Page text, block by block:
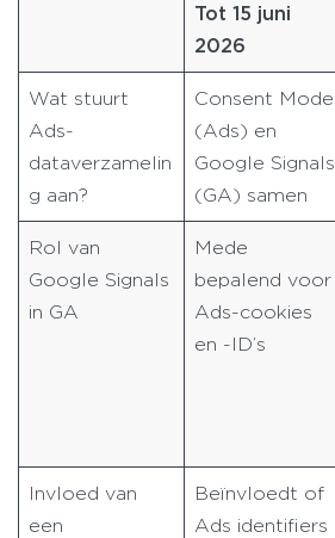
Tot 15 juni
2026
Wat stuurt
Ads-
dataverzamelin
g aan?
Consent Mode
(Ads) en
Google Signals
(GA) samen
Rol van
Google Signals
in GA
Mede
bepalend voor
Ads-cookies
en -ID’s
Invloed van
een
Beïnvloedt of
Ads identifiers